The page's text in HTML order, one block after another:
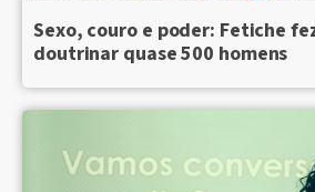
Sexo, couro e poder: Fetiche
doutrinar quase 500 homens